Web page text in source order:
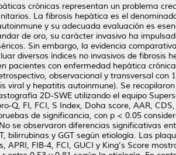
crónicas representan un problema
La fibrosis hepática es el
y su adecuada evaluación es
de oro, su carácter invasivo ha
Sin embargo, la evidencia
diversos índices no invasivos de
pacientes con enfermedad hepática
observacional y transversal
viral y hepatitis autoinmune). Se
2D-SWE utilizando el equipo
Q, FI, FCI, S Index, Doha score, AAR,
de significancia, con p < 0.05
se observaron diferencias significativas
bilirrubinas y GGT según etiología. Las
APRI, FIB-4, FCI, GUCI y King’s Score